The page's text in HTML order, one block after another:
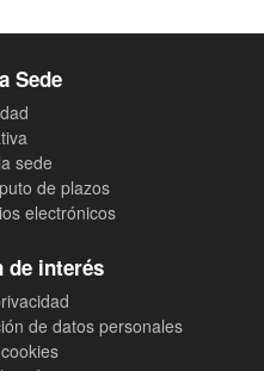
Sede
sede
de plazos
electrónicos
de interés
de datos personales